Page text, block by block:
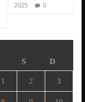
2025
0
S D
1 2 3